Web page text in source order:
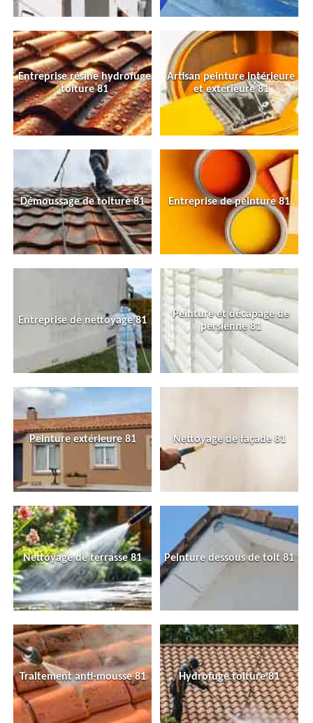
Entreprise résine hydrofuge
toiture 81
Artisan peinture intérieure
et extérieure 81
Démoussage de toiture 81 Entreprise de peinture 81
Entreprise de nettoyage 81
Peinture et décapage de
persienne 81
Peinture extérieure 81 Nettoyage de façade 81
Nettoyage de terrasse 81 Peinture dessous de toit 81
Traitement anti-mousse 81 Hydrofuge toiture 81